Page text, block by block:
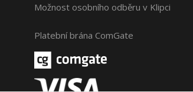
Možnost osobního odběru v Klipci
Platební brána ComGate